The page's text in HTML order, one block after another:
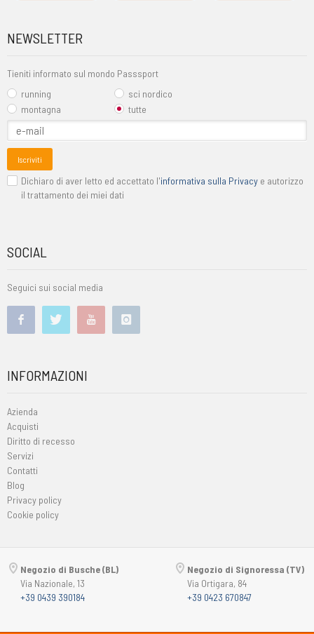
NEWSLETTER
Tieniti informato sul mondo Passsport
running
sci nordico
montagna
tutte
Iscriviti
Dichiaro di aver letto ed accettato l'informativa sulla Privacy e autorizzo
il trattamento dei miei dati
SOCIAL
Seguici sui social media
INFORMAZIONI
Azienda
Acquisti
Diritto di recesso
Servizi
Contatti
Blog
Privacy policy
Cookie policy
Negozio di Busche (BL)
Via Nazionale, 13
+39 0439 390184
Negozio di Signoressa (TV)
Via Ortigara, 84
+39 0423 670847